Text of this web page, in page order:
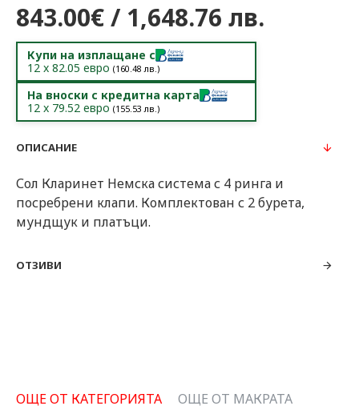
843.00€ / 1,648.76 лв.
Купи на изплащане с
12 x 82.05 евро (160.48 лв.)
На вноски с кредитна карта
12 x 79.52 евро (155.53 лв.)
ОПИСАНИЕ
Сол Кларинет Немска система с 4 ринга и
посребрени клапи. Комплектован с 2 бурета,
мундщук и платъци.
ОТЗИВИ
ОЩЕ ОТ КАТЕГОРИЯТА ОЩЕ ОТ МАКРАТА